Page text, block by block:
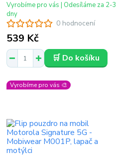
0 hodnocení
539 Kč
Vyrobíme pro vás | Odesíláme za 2-3
dny
🛒 Do košíku
Vyrobíme pro vás 🎨